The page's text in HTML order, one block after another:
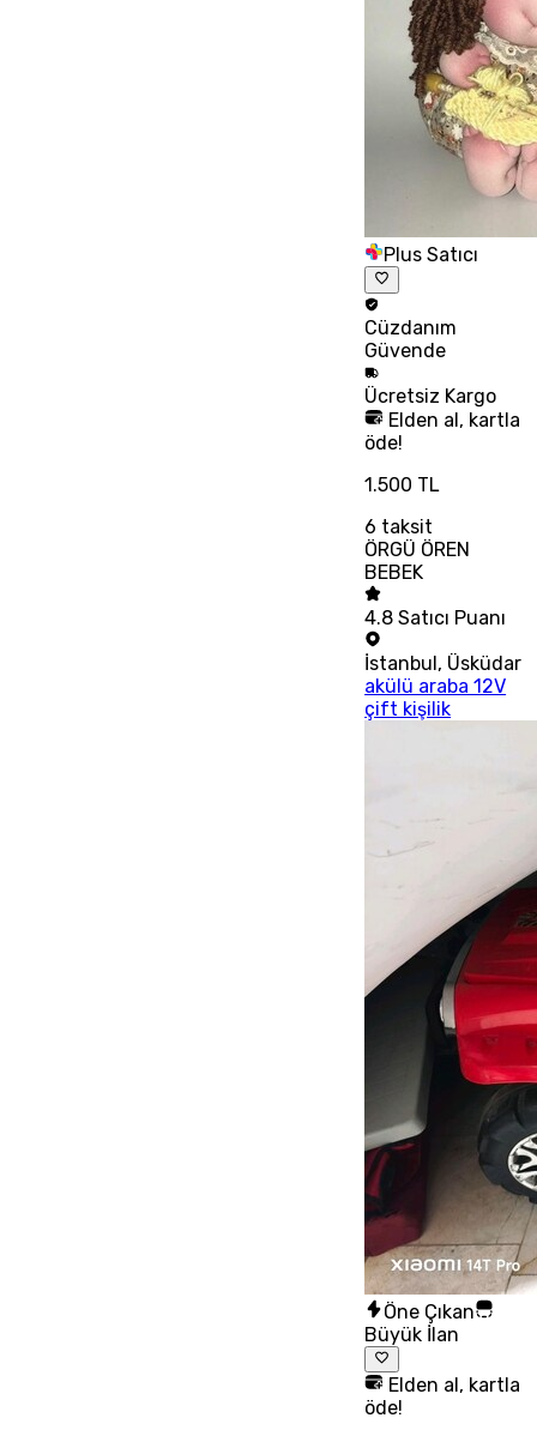
Plus Satıcı
Cüzdanım
Güvende
Ücretsiz Kargo
Elden al, kartla
öde!
1.500 TL
6 taksit
ÖRGÜ ÖREN
BEBEK
4.8 Satıcı Puanı
İstanbul, Üsküdar
akülü araba 12V
çift kişilik
Öne Çıkan
Büyük İlan
Elden al, kartla
öde!